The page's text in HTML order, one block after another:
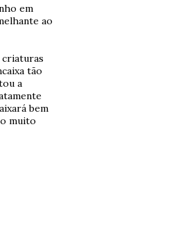
em
ao
criaturas
tão
a
bem
muito